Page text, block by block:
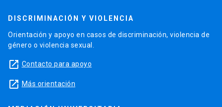
DISCRIMINACIÓN Y VIOLENCIA
Orientación y apoyo en casos de discriminación, violencia de
género o violencia sexual.
launch Contacto para apoyo
launch Más orientación